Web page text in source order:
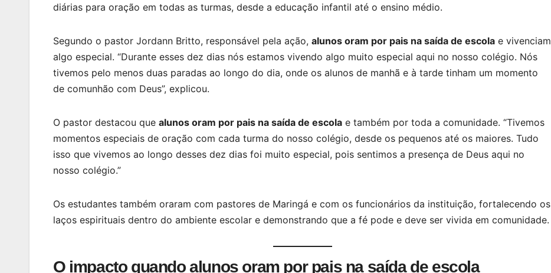
diárias para oração em todas as turmas, desde a educação infantil até o ensino médio.
Segundo o pastor Jordann Britto, responsável pela ação, alunos oram por pais na saída de escola e vivenciam
algo especial. “Durante esses dez dias nós estamos vivendo algo muito especial aqui no nosso colégio. Nós
tivemos pelo menos duas paradas ao longo do dia, onde os alunos de manhã e à tarde tinham um momento
de comunhão com Deus”, explicou.
O pastor destacou que alunos oram por pais na saída de escola e também por toda a comunidade. “Tivemos
momentos especiais de oração com cada turma do nosso colégio, desde os pequenos até os maiores. Tudo
isso que vivemos ao longo desses dez dias foi muito especial, pois sentimos a presença de Deus aqui no
nosso colégio.”
Os estudantes também oraram com pastores de Maringá e com os funcionários da instituição, fortalecendo os
laços espirituais dentro do ambiente escolar e demonstrando que a fé pode e deve ser vivida em comunidade.
O impacto quando alunos oram por pais na saída de escola